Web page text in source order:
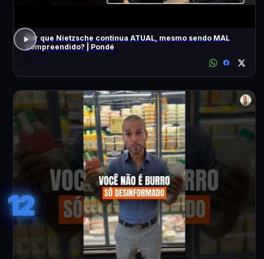
Por que Nietzsche continua ATUAL, mesmo sendo MAL
compreendido? | Pondé
12